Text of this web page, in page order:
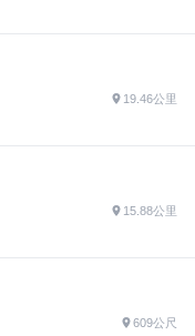
19.46公里
15.88公里
609公尺